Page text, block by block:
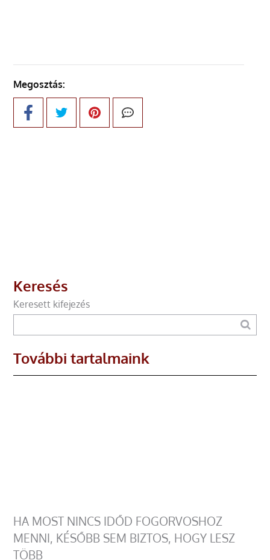
Megosztás:
Keresés
Keresett kifejezés
További tartalmaink
HA MOST NINCS IDŐD FOGORVOSHOZ
MENNI, KÉSŐBB SEM BIZTOS, HOGY LESZ
TÖBB